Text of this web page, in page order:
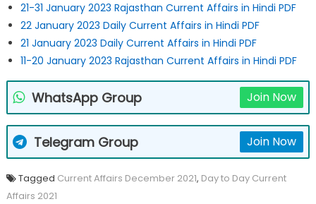
21-31 January 2023 Rajasthan Current Affairs in Hindi PDF
22 January 2023 Daily Current Affairs in Hindi PDF
21 January 2023 Daily Current Affairs in Hindi PDF
11-20 January 2023 Rajasthan Current Affairs in Hindi PDF
WhatsApp Group Join Now
Telegram Group Join Now
Tagged Current Affairs December 2021, Day to Day Current
Affairs 2021